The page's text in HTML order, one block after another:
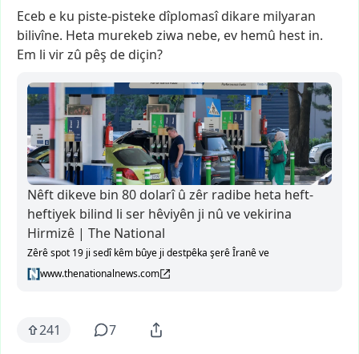
Eceb e ku piste-pisteke dîplomasî dikare milyaran
bilivîne. Heta murekeb ziwa nebe, ev hemû hest in.
Em li virzû pêş de diçin?
Nêft dikeve bin 80 dolarî û zêr radibe heta heft-
heftiyek bilind li ser hêviyên ji nû ve vekirina
Hirmizê | The National
Zêrê spot 19 ji sedî kêm bûye ji destpêka şerê Îranê ve
www.thenationalnews.com
241 7